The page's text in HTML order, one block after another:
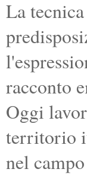
La
racconto
Oggi
territorio
nel